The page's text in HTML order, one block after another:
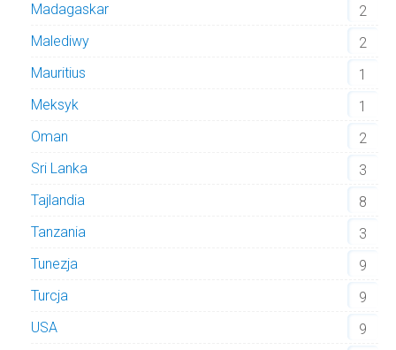
Madagaskar
2
Malediwy
2
Mauritius
1
Meksyk
1
Oman
2
Sri Lanka
3
Tajlandia
8
Tanzania
3
Tunezja
9
Turcja
9
USA
9